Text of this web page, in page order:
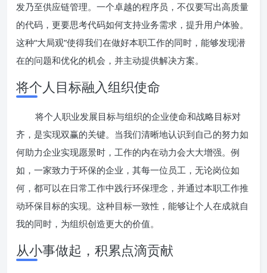
发乃至供应链管理。一个卓越的程序员，不仅要写出高质量
的代码，更要思考代码如何支持业务需求，提升用户体验。
这种“大局观”使得我们在做好本职工作的同时，能够发现潜
在的问题和优化的机会，并主动提供解决方案。
将个人目标融入组织使命
将个人职业发展目标与组织的企业使命和战略目标对
齐，是实现双赢的关键。当我们清晰地认识到自己的努力如
何助力企业实现愿景时，工作的内在动力会大大增强。例
如，一家致力于环保的企业，其每一位员工，无论岗位如
何，都可以在日常工作中践行环保理念，并通过本职工作推
动环保目标的实现。这种目标一致性，能够让个人在成就自
我的同时，为组织创造更大的价值。
从小事做起，积累点滴贡献